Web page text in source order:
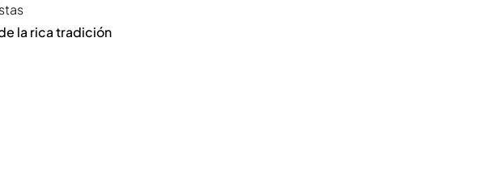
la rica tradición